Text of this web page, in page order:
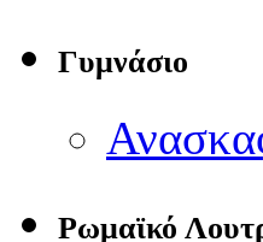
Γυμνάσιο
Ρωμαϊκό